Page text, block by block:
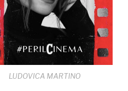
LUDOVICA MARTINO